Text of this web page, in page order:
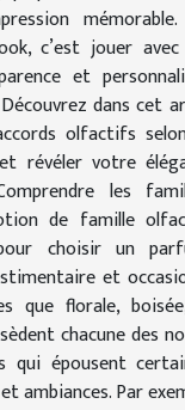
c’est jouer
et
dans cet
olfactifs
révéler votre
les
de famille
pour choisir un
et
que florale,
chacune des
qui épousent
ambiances. Par